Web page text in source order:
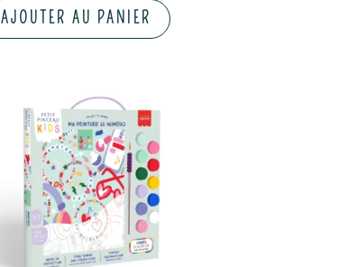
AJOUTER AU PANIER